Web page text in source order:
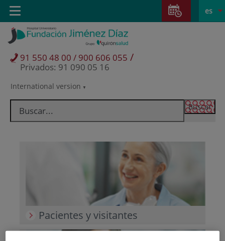
Saltar al contenido
Saltar
contenido
Selector
idioma
activo
es
International version
91 550 48 00 / 900 606 055 /
Privados: 91 090 05 16
Toggle
navigation
Pacientes y visitantes